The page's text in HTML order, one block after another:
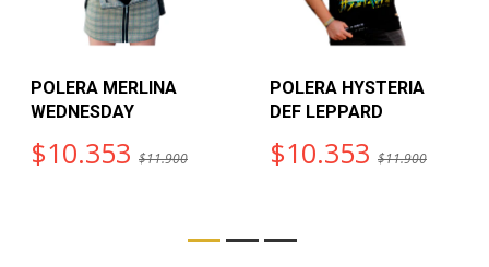
POLERA MERLINA
WEDNESDAY
$10.353 $11.900
POLERA HYSTERIA
DEF LEPPARD
$10.353 $11.900